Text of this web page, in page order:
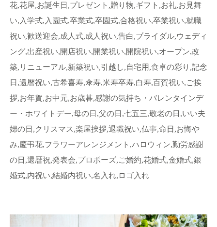
花,花屋,お誕生日,プレゼント,贈り物,ギフト,お礼,お見舞
い,入学式,入園式,卒業式,卒園式,合格祝い,卒業祝い,就職
祝い,歓送迎会,成人式,成人祝い,告白,ブライダル,ウェディ
ング,出産祝い,開店祝い,開業祝い,開院祝い,オープン,改
築,リニューアル,新築祝い,引越し,自宅用,食卓の彩り,記念
日,還暦祝い,古希喜寿,傘寿,米寿卒寿,白寿,百賀祝い,ご挨
拶,お年賀,お中元,お歳暮,感謝の気持ち・バレンタインデ
ー・ホワイトデー,母の日,父の日,七五三,敬老の日,いい夫
婦の日,クリスマス,楽屋挨拶,退職祝い,仏事,命日,お悔や
み,慶弔花,フラワーアレンジメント,ハロウィン,勤労感謝
の日,還暦祝,発表会,プロポーズ,ご婚約,花婚式,金婚式,銀
婚式,内祝い,結婚内祝い,名入れ,ロゴ入れ